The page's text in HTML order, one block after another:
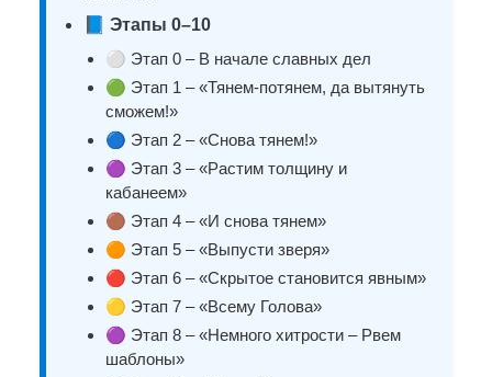
Этапы 0–10
⚪ Этап 0 – В начале славных дел
🟢 Этап 1 – «Тянем-потянем, да вытянуть
сможем!»
🔵 Этап 2 – «Снова тянем!»
🟣 Этап 3 – «Растим толщину и
кабанеем»
🟤 Этап 4 – «И снова тянем»
🟠 Этап 5 – «Выпусти зверя»
🔴 Этап 6 – «Скрытое становится явным»
🟡 Этап 7 – «Всему Голова»
🟣 Этап 8 – «Немного хитрости – Рвем
шаблоны»